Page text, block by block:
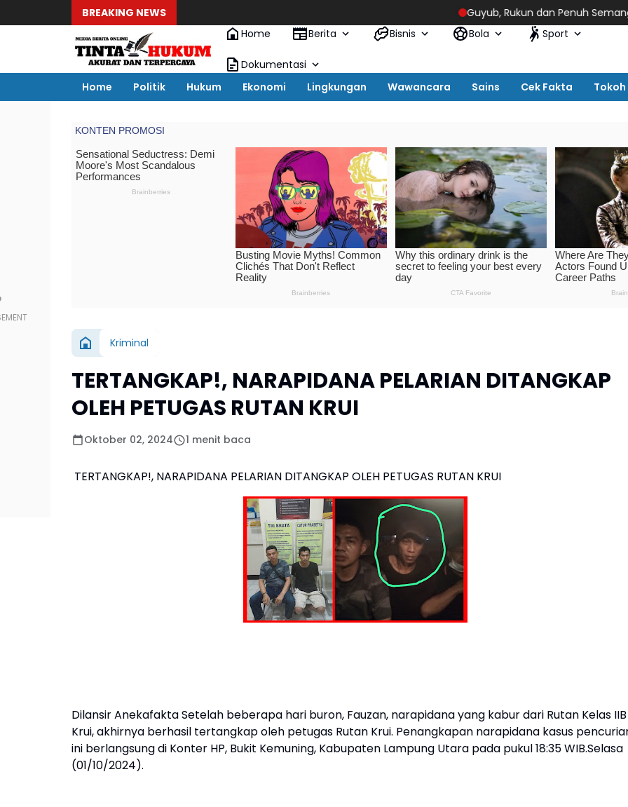
BREAKING NEWS
Guyub, Rukun dan Penuh Semangat, Warga
Home
Berita Bisnis Bola Sport
Dokumentasi
Home
Politik Hukum Ekonomi Lingkungan Wawancara Sains Cek Fakta Tokoh
Kriminal
TERTANGKAP!, NARAPIDANA PELARIAN DITANGKAP
OLEH PETUGAS RUTAN KRUI
Oktober 02, 2024 1 menit baca
TERTANGKAP!, NARAPIDANA PELARIAN DITANGKAP OLEH PETUGAS RUTAN KRUI
Dilansir Anekafakta Setelah beberapa hari buron, Fauzan, narapidana yang kabur dari Rutan Kelas IIB
Krui, akhirnya berhasil tertangkap oleh petugas Rutan Krui. Penangkapan narapidana kasus
ini berlangsung di Konter HP, Bukit Kemuning, Kabupaten Lampung Utara pada pukul 18:35 WIB.Selasa
(01/10/2024).